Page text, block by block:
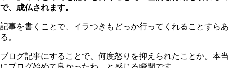
で、成仏されます。
記事を書くことで、イラつきもどっか行ってくれることすらあ
る。
ブログ記事にすることで、何度怒りを抑えられたことか。本当